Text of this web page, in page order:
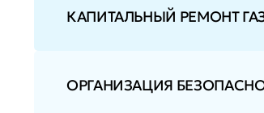
КАПИТАЛЬНЫЙ РЕМОНТ
ОРГАНИЗАЦИЯ